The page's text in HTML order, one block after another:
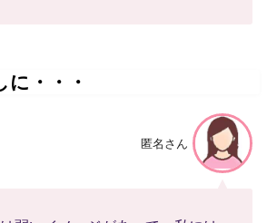
・・・
匿名さん